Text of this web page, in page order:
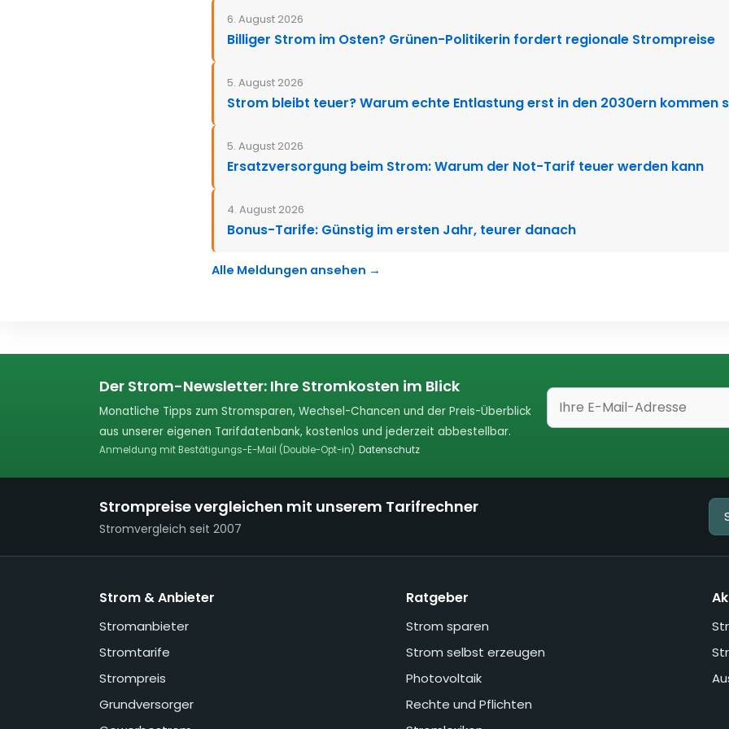
6. August 2026
Billiger Strom im Osten? Grünen-Politikerin fordert regionale Strompreise
5. August 2026
Strom bleibt teuer? Warum echte Entlastung erst in den 2030ern kommen
5. August 2026
Ersatzversorgung beim Strom: Warum der Not-Tarif teuer werden kann
4. August 2026
Bonus-Tarife: Günstig im ersten Jahr, teurer danach
Alle Meldungen ansehen →
Der Strom-Newsletter: Ihre Stromkosten im Blick
Monatliche Tipps zum Stromsparen, Wechsel-Chancen und der Preis-Überblick
aus unserer eigenen Tarifdatenbank, kostenlos und jederzeit abbestellbar.
Anmeldung mit Bestätigungs-E-Mail (Double-Opt-in).Datenschutz
Strompreise vergleichen mit unserem Tarifrechner
Stromvergleich seit 2007
Strom & Anbieter
Stromanbieter
Stromtarife
Strompreis
Grundversorger
Ratgeber
Strom sparen
Strom selbst erzeugen
Photovoltaik
Rechte und Pflichten